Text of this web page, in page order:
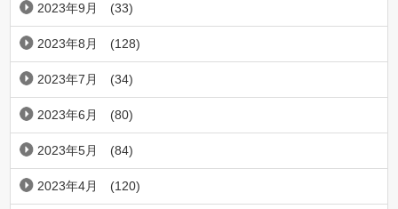
2023年9月 (33)
2023年8月 (128)
2023年7月 (34)
2023年6月 (80)
2023年5月 (84)
2023年4月 (120)